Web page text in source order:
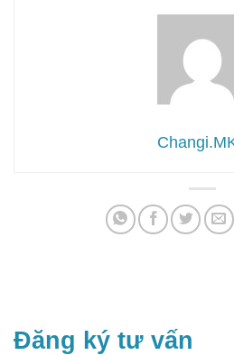
Đăng ký tư vấn